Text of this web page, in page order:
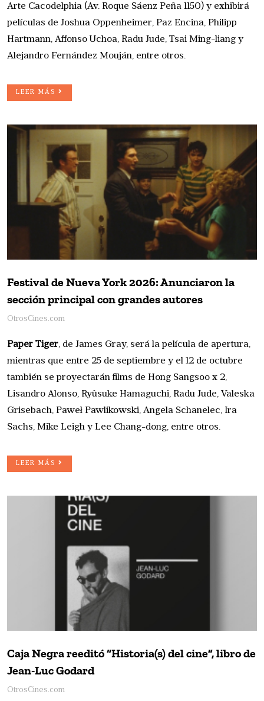
Arte Cacodelphia (Av. Roque Sáenz Peña 1150) y exhibirá
películas de Joshua Oppenheimer, Paz Encina, Philipp
Hartmann, Affonso Uchoa, Radu Jude, Tsai Ming-liang y
Alejandro Fernández Mouján, entre otros.
LEER MÁS
Festival de Nueva York 2026: Anunciaron la
sección principal con grandes autores
OtrosCines.com
Paper Tiger, de James Gray, será la película de apertura,
mientras que entre 25 de septiembre y el 12 de octubre
también se proyectarán films de Hong Sangsoo x 2,
Lisandro Alonso, Ryûsuke Hamaguchi, Radu Jude, Valeska
Grisebach, Paweł Pawlikowski, Angela Schanelec, Ira
Sachs, Mike Leigh y Lee Chang-dong, entre otros.
LEER MÁS
Caja Negra reeditó “Historia(s) del cine”, libro de
Jean-Luc Godard
OtrosCines.com